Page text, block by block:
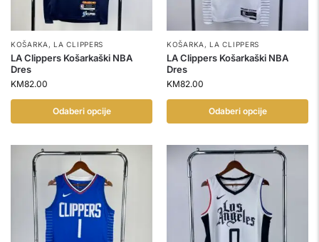
KOŠARKA ,LA CLIPPERS
LA Clippers Košarkaški NBA
Dres
KM82.00
Odaberi opcije
KOŠARKA ,LA CLIPPERS
LA Clippers Košarkaški NBA
Dres
KM82.00
Odaberi opcije